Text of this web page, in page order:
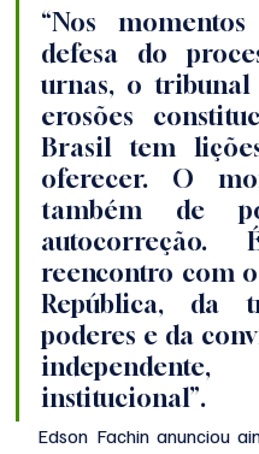
“Nos
defesa do
urnas, o
erosões
Brasil tem
oferecer. O
também de
reencontro com
República, da
poderes e da
institucional”.
Edson Fachin anunciou